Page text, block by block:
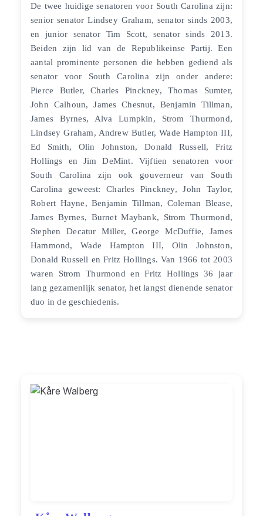
De twee huidige senatoren voor South Carolina zijn:
senior senator Lindsey Graham, senator sinds 2003,
en junior senator Tim Scott, senator sinds 2013.
Beiden zijn lid van de Republikeinse Partij. Een
aantal prominente personen die hebben gediend als
senator voor South Carolina zijn onder andere:
Pierce Butler, Charles Pinckney, Thomas Sumter,
John Calhoun, James Chesnut, Benjamin Tillman,
James Byrnes, Alva Lumpkin, Strom Thurmond,
Lindsey Graham, Andrew Butler, Wade Hampton III,
Ed Smith, Olin Johnston, Donald Russell, Fritz
Hollings en Jim DeMint. Vijftien senatoren voor
South Carolina zijn ook gouverneur van South
Carolina geweest: Charles Pinckney, John Taylor,
Robert Hayne, Benjamin Tillman, Coleman Blease,
James Byrnes, Burnet Maybank, Strom Thurmond,
Stephen Decatur Miller, George McDuffie, James
Hammond, Wade Hampton III, Olin Johnston,
Donald Russell en Fritz Hollings. Van 1966 tot 2003
waren Strom Thurmond en Fritz Hollings 36 jaar
lang gezamenlijk senator, het langst dienende senator
duo in de geschiedenis.